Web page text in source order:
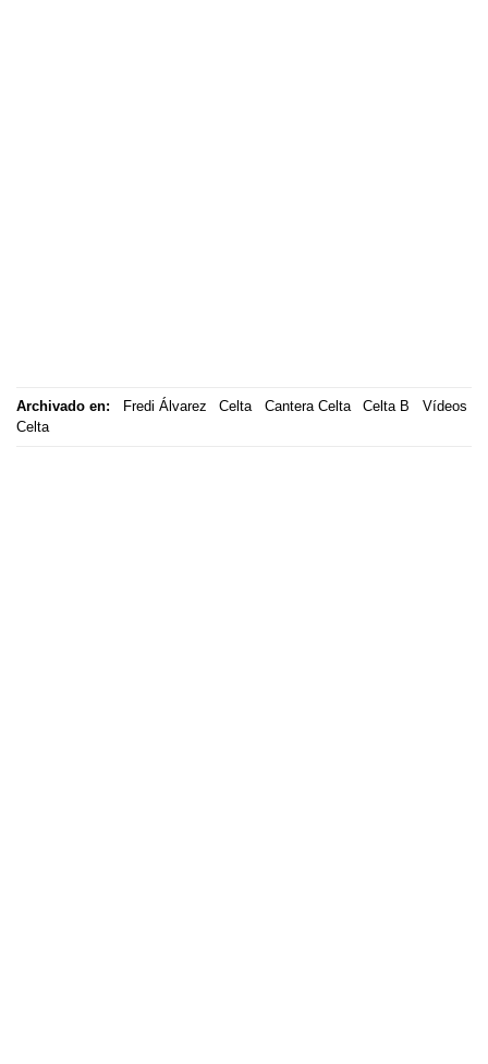
Archivado en: Fredi Álvarez Celta Cantera Celta Celta B
Vídeos
Celta